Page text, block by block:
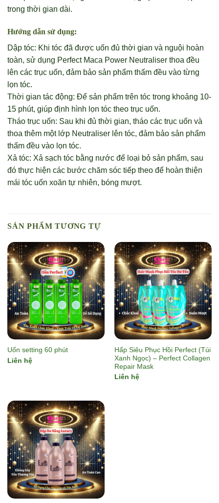
trong thời gian dài.
Hướng dẫn sử dụng:
Dập tóc: Khi tóc đã được uốn đủ thời gian và nguội hoàn
toàn, sử dụng Perfect Maca Power Neutraliser thoa đều
lên các trục uốn, đảm bảo sản phẩm thấm đều vào từng
lọn tóc.
Thời gian tác động: Để sản phẩm trên tóc trong khoảng 10-
15 phút, giúp định hình lọn tóc theo trục uốn.
Tháo trục uốn: Sau khi đủ thời gian, tháo các trục uốn và
thoa thêm một lớp Neutraliser lên tóc, đảm bảo sản phẩm
thấm đều vào lọn tóc.
Xả tóc: Xả sạch tóc bằng nước để loại bỏ sản phẩm, sau
đó thực hiện các bước chăm sóc tiếp theo để hoàn thiện
mái tóc uốn xoăn tự nhiên, bóng mượt.
SẢN PHẨM TƯƠNG TỰ
Uốn setting 60 phút
Liên hệ
Hấp Siêu Phục Hồi Perfect (Túi
Xanh Ngọc) – Perfect Collagen
Repair Mask
Liên hệ